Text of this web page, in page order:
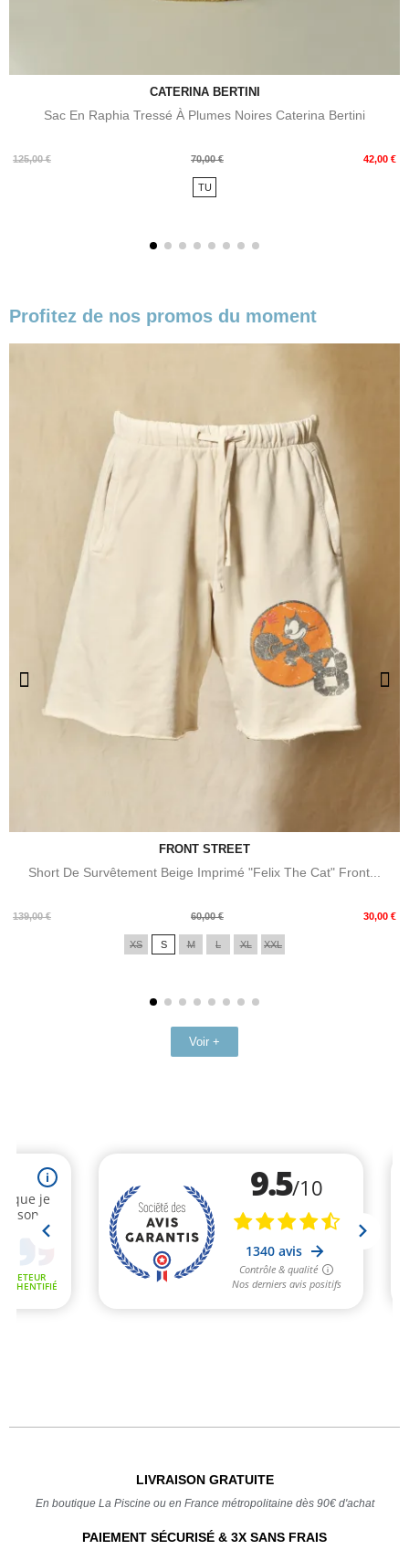
CATERINA BERTINI
Sac En Raphia Tressé À Plumes Noires Caterina Bertini
125,00 €
Prix
70,00 € 42,00 €
Prix
TU
Profitez de nos promos du moment
FRONT STREET
Short De Survêtement Beige Imprimé "Felix The Cat" Front...
139,00 €
Prix
60,00 € 30,00 €
Prix
XS S M L XL XXL
Voir +
LIVRAISON GRATUITE
En boutique La Piscine ou en France métropolitaine dès 90€ d'achat
PAIEMENT SÉCURISÉ & 3X SANS FRAIS